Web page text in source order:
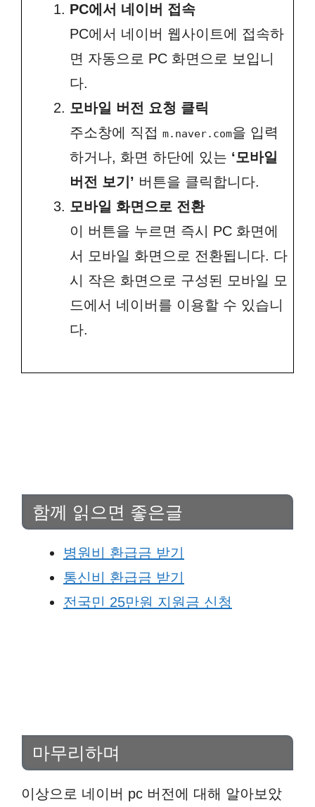
PC에서 네이버 접속
PC에서 네이버 웹사이트에 접속하
면 자동으로 PC 화면으로 보입니
다.
모바일 버전 요청 클릭
주소창에 직접 m.naver.com을 입력
하거나, 화면 하단에 있는 ‘모바일
버전 보기’ 버튼을 클릭합니다.
모바일 화면으로 전환
이 버튼을 누르면 즉시 PC 화면에
서 모바일 화면으로 전환됩니다. 다
시 작은 화면으로 구성된 모바일 모
드에서 네이버를 이용할 수 있습니
다.
함께 읽으면 좋은글
병원비 환급금 받기
통신비 환급금 받기
전국민 25만원 지원금 신청
마무리하며
이상으로 네이버 pc 버전에 대해 알아보았